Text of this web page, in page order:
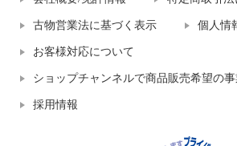
古物営業法に基づく表示 個人情
お客様対応について
ショップチャンネルで商品販売希望の
採用情報